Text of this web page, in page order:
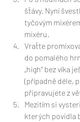
šťávy. Nyní
tyčovým
mixéru.
Vraťte
do pomalého
„high“ bez víka
(případně déle,
připravujete z
Mezitím si
kterých povidla